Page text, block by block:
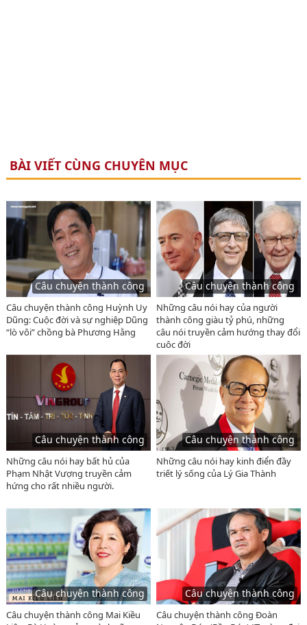
BÀI VIẾT CÙNG CHUYÊN MỤC
Câu chuyện thành công
Câu chuyện thành công Huỳnh Uy
Dũng: Cuộc đời và sự nghiệp Dũng
“lò vôi” chồng bà Phương Hằng
Câu chuyện thành công
Những câu nói hay của người
thành công giàu tỷ phú, những
câu nói truyền cảm hướng thay đổi
cuộc đời
Câu chuyện thành công
Những câu nói hay bất hủ của
Phạm Nhật Vượng truyền cảm
hứng cho rất nhiều người.
Câu chuyện thành công
Những câu nói hay kinh điển đầy
triết lý sống của Lý Gia Thành
Câu chuyện thành công
Câu chuyện thành công Mai Kiều
Câu chuyện thành công
Câu chuyện thành công Đoàn